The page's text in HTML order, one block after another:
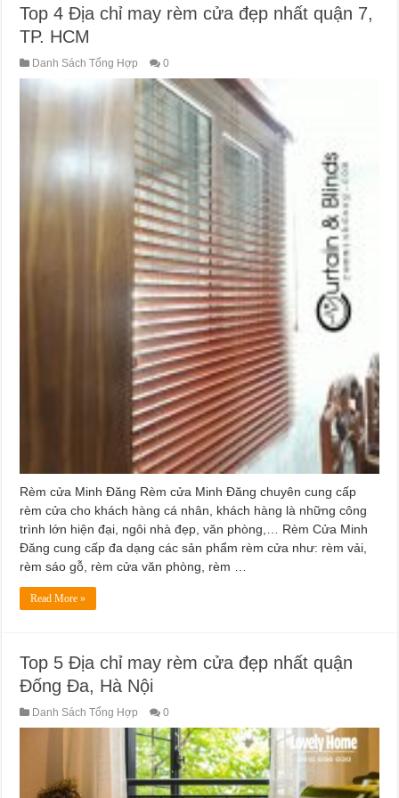
Top 4 Địa chỉ may rèm cửa đẹp nhất quận 7,
TP. HCM
Danh Sách Tổng Hợp 0
Rèm cửa Minh Đăng Rèm cửa Minh Đăng chuyên cung cấp
rèm cửa cho khách hàng cá nhân, khách hàng là những công
trình lớn hiện đại, ngôi nhà đẹp, văn phòng,… Rèm Cửa Minh
Đăng cung cấp đa dạng các sản phẩm rèm cửa như: rèm vải,
rèm sáo gỗ, rèm cửa văn phòng, rèm …
Read More »
Top 5 Địa chỉ may rèm cửa đẹp nhất quận
Đống Đa, Hà Nội
Danh Sách Tổng Hợp 0